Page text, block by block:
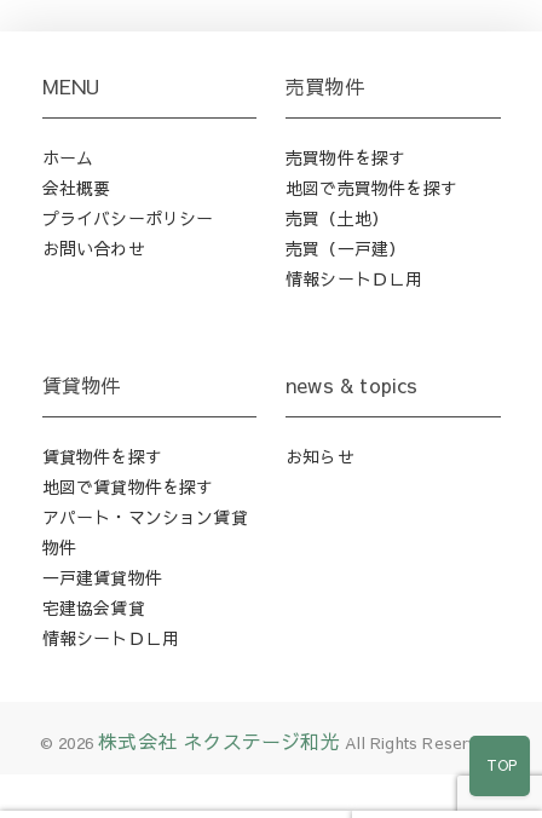
MENU
ホーム
会社概要
プライバシーポリシー
お問い合わせ
売買物件
売買物件を探す
地図で売買物件を探す
売買（土地）
売買（一戸建）
情報シートＤＬ用
賃貸物件
賃貸物件を探す
地図で賃貸物件を探す
アパート・マンション賃貸
物件
一戸建賃貸物件
宅建協会賃貸
情報シートＤＬ用
news & topics
お知らせ
© 2026株式会社 ネクステージ和光 All Rights Reserved.
TOP